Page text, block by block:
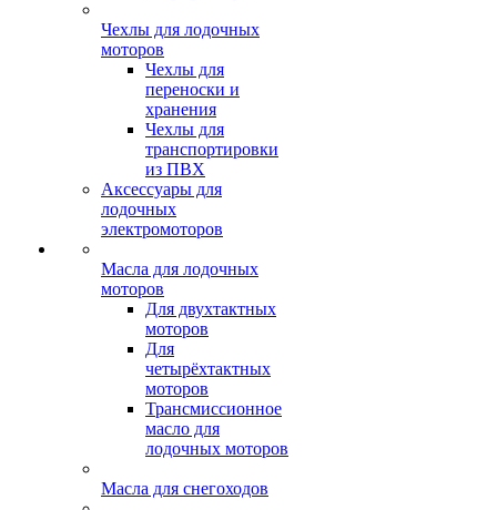
Чехлы для лодочных
моторов
Чехлы для
переноски и
хранения
Чехлы для
транспортировки
из ПВХ
Аксессуары для
лодочных
электромоторов
Масла для лодочных
моторов
Для двухтактных
моторов
Для
четырёхтактных
моторов
Трансмиссионное
масло для
лодочных моторов
Масла для снегоходов